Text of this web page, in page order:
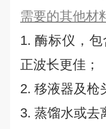
需要的其他材
1. 酶标仪，
正波长更佳；
2. 移液器及枪
3. 蒸馏水或去